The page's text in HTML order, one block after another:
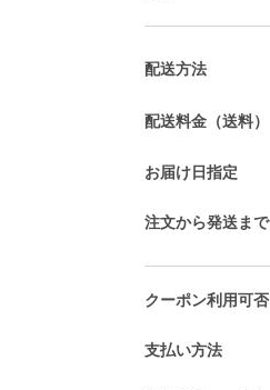
配送方法
配送料金（送料）
お届け日指定
注文から発送まで
クーポン利用可否
支払い方法